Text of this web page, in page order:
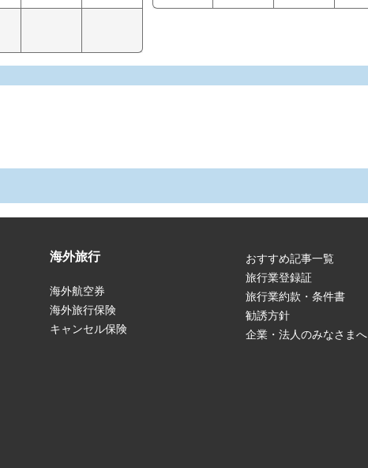
海外旅行
海外航空券
海外旅行保険
キャンセル保険
おすすめ記事一覧
旅行業登録証
旅行業約款・条件書
勧誘方針
企業・法人のみなさまへ